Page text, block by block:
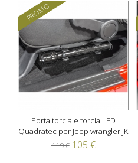
PROMO
Porta torcia e torcia LED
Quadratec per Jeep wrangler JK
119 € 105 €